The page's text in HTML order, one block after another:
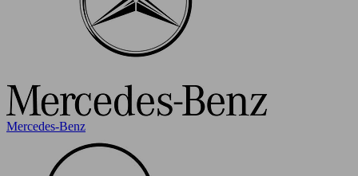
Mercedes-Benz